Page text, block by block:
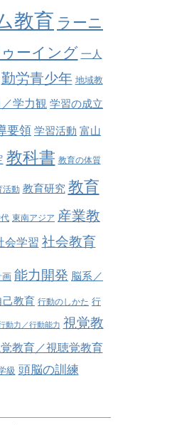
教育 ラーニ
ーイング 一人
勤労青少年 地域教
学力観 学習の成立
要領 学習活動 富山
教科書 教育の体質
活動 教育研究 教育
東南アジア 産業教
会学習 社会教育
画 能力開発 脳系／
己教育 行動のしかた 行
動力／行動能力 視覚教
教育／視聴覚教育
級 頭脳の訓練